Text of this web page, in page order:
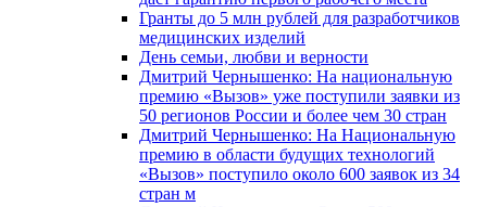
Гранты до 5 млн рублей для разработчиков
медицинских изделий
День семьи, любви и верности
Дмитрий Чернышенко: На национальную
премию «Вызов» уже поступили заявки из
50 регионов России и более чем 30 стран
Дмитрий Чернышенко: На Национальную
премию в области будущих технологий
«Вызов» поступило около 600 заявок из 34
стран м